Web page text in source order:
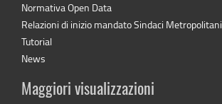
Normativa Open Data
Relazioni di inizio mandato Sindaci Metropolitani
Tutorial
News
Maggiori visualizzazioni